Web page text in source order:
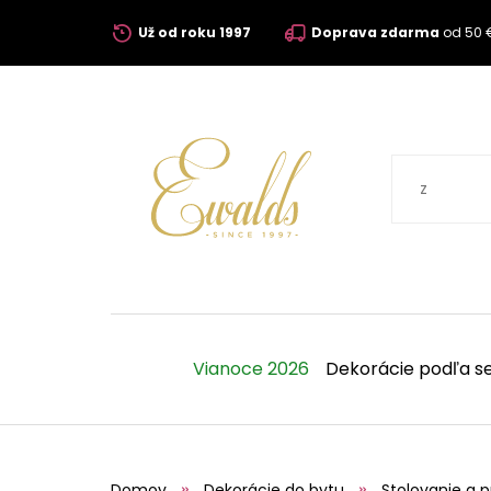
Už od roku 1997 Doprava zdarmaod 50
Vianoce 2026 Dekorácie podľa